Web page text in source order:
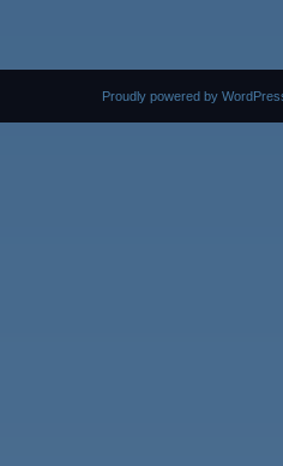
Proudly powered by